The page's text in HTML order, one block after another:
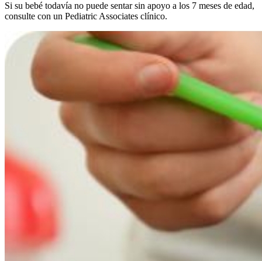
Si su bebé todavía no puede sentar sin apoyo a los 7 meses de edad,
consulte con un Pediatric Associates clínico.